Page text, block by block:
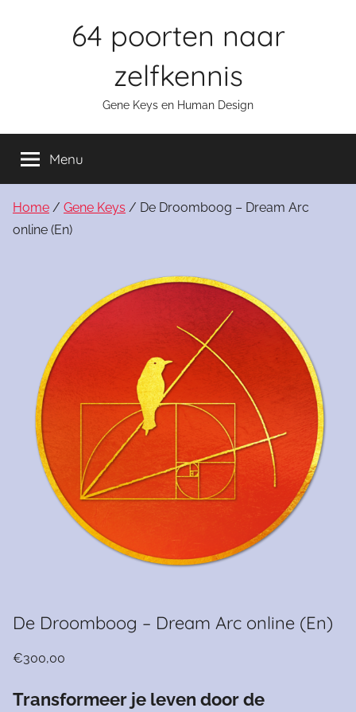
64 poorten naar
zelfkennis
Gene Keys en Human Design
Menu
Home / Gene Keys / De Droomboog – Dream Arc
online (En)
De Droomboog – Dream Arc online (En)
€300,00
Transformeer je leven door de